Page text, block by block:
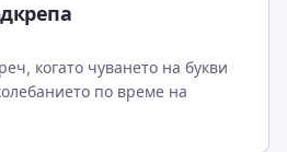
когато чуването на букви
по време на